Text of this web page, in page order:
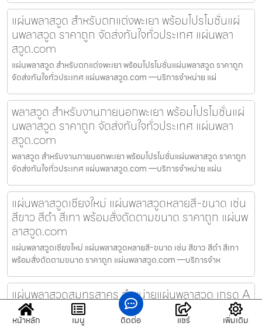
แผ่นพลาสวูด สำหรับตกแต่งพะเยา พร้อมโปรโมชั่นแผ่
นพลาสวูด ราคาถูก จัดส่งทันใจทั่วประเทศ แผ่นพลา
สวูด.com
แผ่นพลาสวูด สำหรับตกแต่งพะเยา พร้อมโปรโมชั่นแผ่นพลาสวูด ราคาถูก
จัดส่งทันใจทั่วประเทศ แผ่นพลาสวูด.com —บริการจำหน่าย แผ่
พลาสวูด สำหรับงานภายนอกพะเยา พร้อมโปรโมชั่นแผ่
นพลาสวูด ราคาถูก จัดส่งทันใจทั่วประเทศ แผ่นพลา
สวูด.com
พลาสวูด สำหรับงานภายนอกพะเยา พร้อมโปรโมชั่นแผ่นพลาสวูด ราคาถูก
จัดส่งทันใจทั่วประเทศ แผ่นพลาสวูด.com —บริการจำหน่าย แผ่น
แผ่นพลาสวูดเชียงใหม่ แผ่นพลาสวูดหลายสี-ขนาด เช่น
สีขาว สีดำ สีเทา พร้อมสั่งตัดตามขนาด ราคาถูก แผ่นพ
ลาสวูด.com
แผ่นพลาสวูดเชียงใหม่ แผ่นพลาสวูดหลายสี-ขนาด เช่น สีขาว สีดำ สีเทา
พร้อมสั่งตัดตามขนาด ราคาถูก แผ่นพลาสวูด.com —บริการจำห
แผ่นพลาสวูดสมุทรสาคร จำหน่ายแผ่นพลาสวูด เกรด A
สำหรับงานตกแต่ง ภายในและภายนอก ราคาถูก แผ่นพ
ลาสวูด.com
หน้าหลัก เมนู ติดต่อ แชร์ เพิ่มเติม